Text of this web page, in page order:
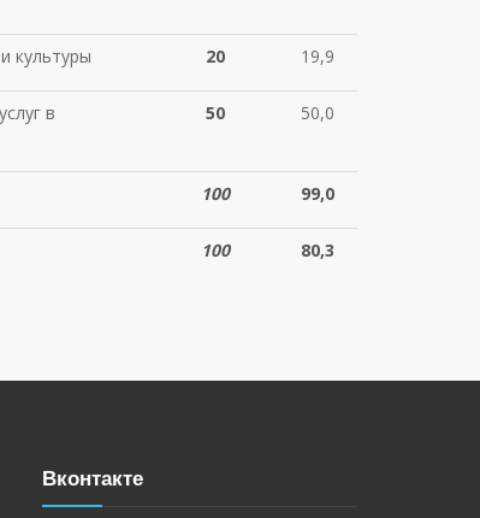
культуры 20 19,9
в
50 50,0
100 99,0
100 80,3
Вконтакте